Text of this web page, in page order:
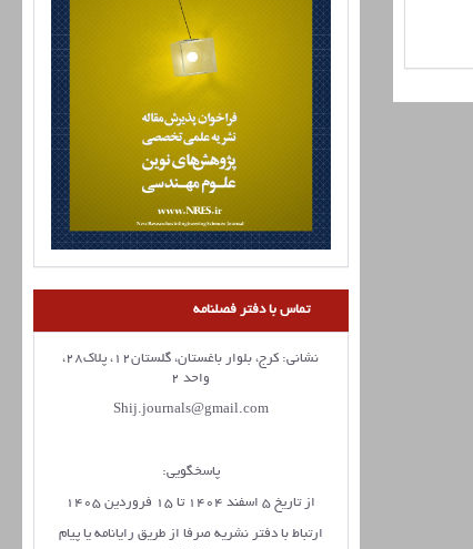
تماس با دفتر فصلنامه
نشانی: کرج، بلوار باغستان، گلستان12، پلاک28،
واحد 2
Shij.journals@gmail.com
پاسخگویی:
از تاریخ 5 اسفند 1404 تا 15 فروردین 1405
ارتباط با دفتر نشریه صرفا از طریق رایانامه یا پیام